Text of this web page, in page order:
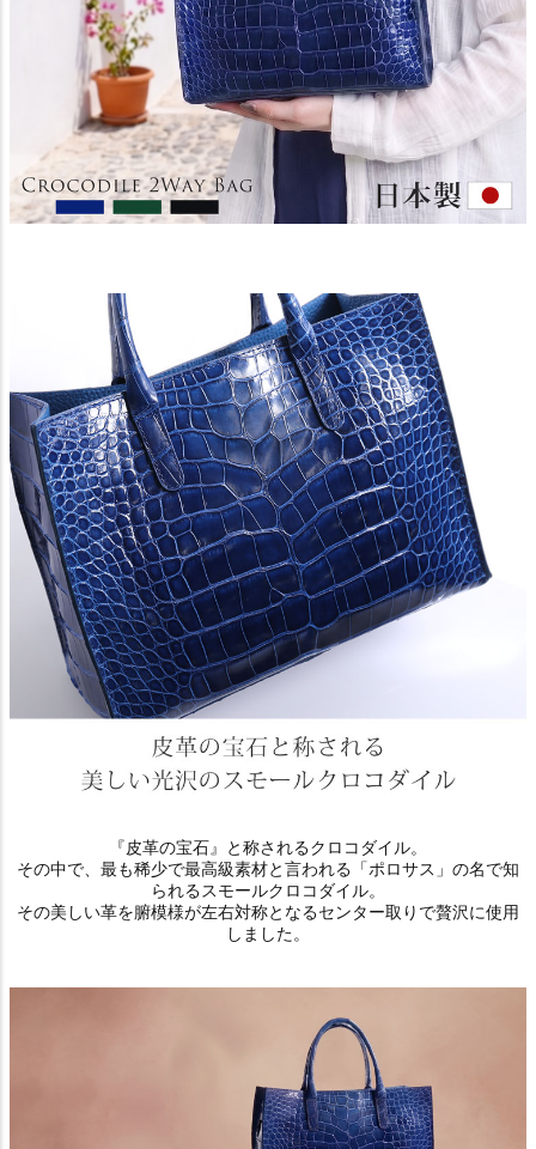
『皮革の宝石』と称されるクロコダイル。
その中で、最も稀少で最高級素材と言われる「ポロサス」の名で知
られるスモールクロコダイル。
その美しい革を腑模様が左右対称となるセンター取りで贅沢に使用
しました。